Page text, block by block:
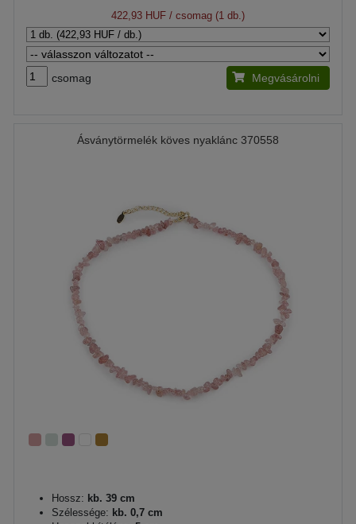
422,93 HUF / csomag (1 db.)
csomag Megvásárolni
Ásványtörmelék köves nyaklánc 370558
Hossz: kb. 39 cm
Szélessége: kb. 0,7 cm